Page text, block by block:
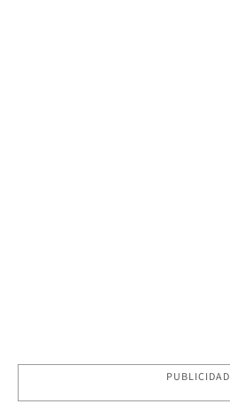
PUBLICIDAD